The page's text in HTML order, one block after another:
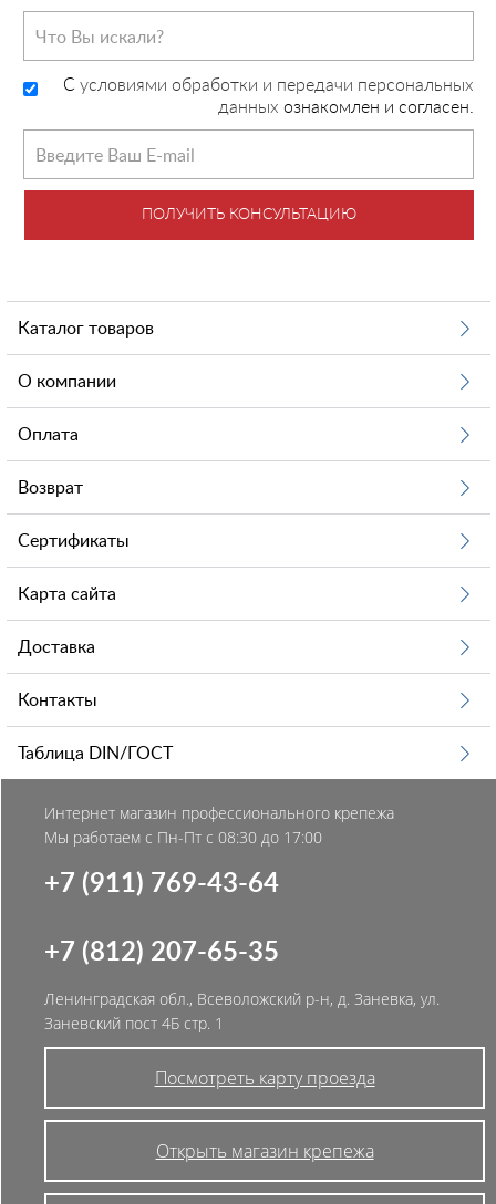
C условиями обработки и передачи персональных
данных ознакомлен и согласен.
ПОЛУЧИТЬ КОНСУЛЬТАЦИЮ
Каталог товаров
О компании
Оплата
Возврат
Сертификаты
Карта сайта
Доставка
Контакты
Таблица DIN/ГОСТ
Интернет магазин профессионального крепежа
Мы работаем с Пн-Пт с 08:30 до 17:00
+7 (911) 769-43-64
+7 (812) 207-65-35
Ленинградская обл., Всеволожский р-н, д. Заневка, ул.
Заневский пост 4Б стр. 1
Посмотреть карту проезда
Открыть магазин крепежа